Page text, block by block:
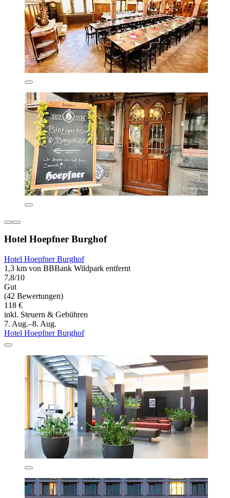
Hotel Hoepfner Burghof
Hotel Hoepfner Burghof
1,3 km von BBBank Wildpark entfernt
7,8/10
Gut
(42 Bewertungen)
118 €
inkl. Steuern & Gebühren
7. Aug.–8. Aug.
Hotel Hoepfner Burghof